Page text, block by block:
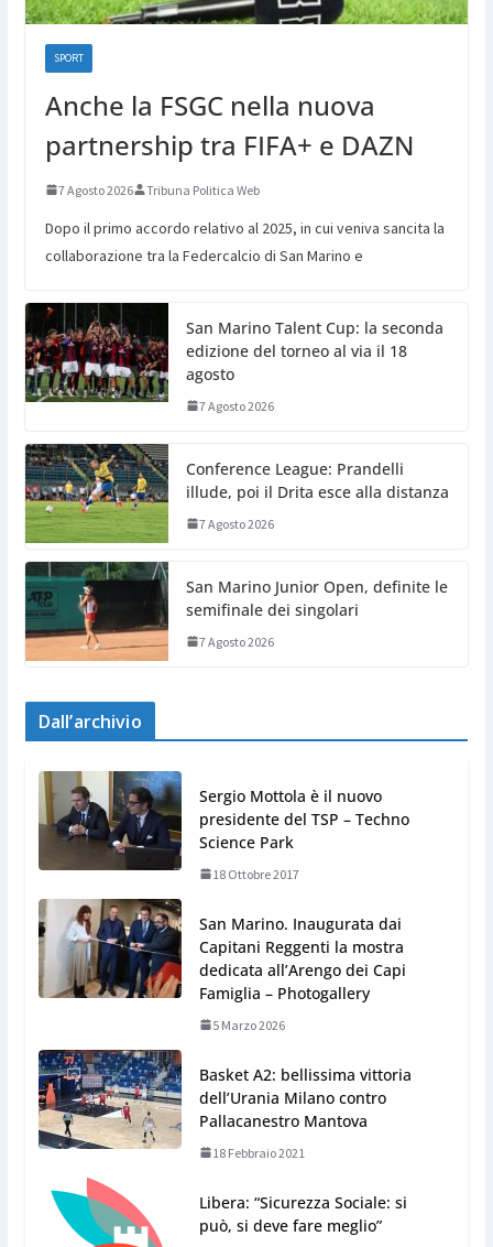
SPORT
Anche la FSGC nella nuova
partnership tra FIFA+ e DAZN
7 Agosto 2026 Tribuna Politica Web
Dopo il primo accordo relativo al 2025, in cui veniva sancita la
collaborazione tra la Federcalcio di San Marino e
San Marino Talent Cup: la seconda
edizione del torneo al via il 18
agosto
7 Agosto 2026
Conference League: Prandelli
illude, poi il Drita esce alla distanza
7 Agosto 2026
San Marino Junior Open, definite le
semifinale dei singolari
7 Agosto 2026
Dall’archivio
Sergio Mottola è il nuovo
presidente del TSP – Techno
Science Park
18 Ottobre 2017
San Marino. Inaugurata dai
Capitani Reggenti la mostra
dedicata all’Arengo dei Capi
Famiglia – Photogallery
5 Marzo 2026
Basket A2: bellissima vittoria
dell’Urania Milano contro
Pallacanestro Mantova
18 Febbraio 2021
Libera: “Sicurezza Sociale: si
può, si deve fare meglio”